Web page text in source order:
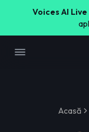
Voices AI Live
Acasă